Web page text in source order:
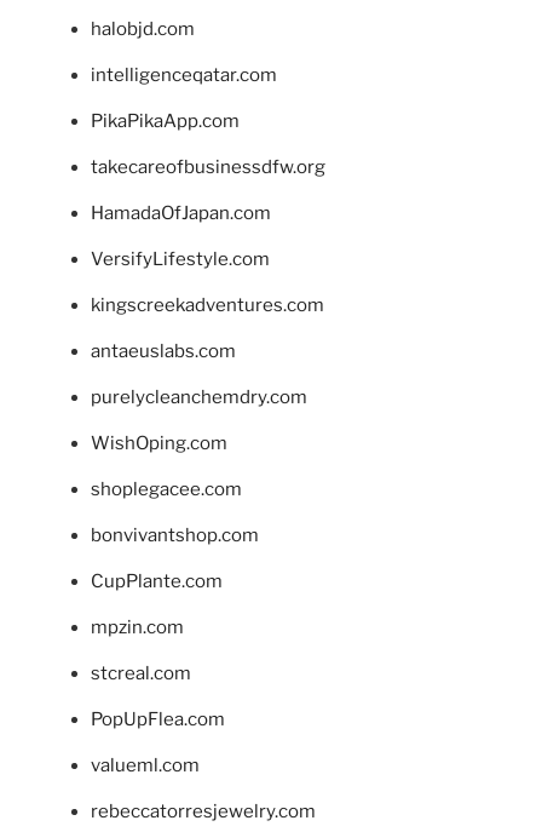
halobjd.com
intelligenceqatar.com
PikaPikaApp.com
takecareofbusinessdfw.org
HamadaOfJapan.com
VersifyLifestyle.com
kingscreekadventures.com
antaeuslabs.com
purelycleanchemdry.com
WishOping.com
shoplegacee.com
bonvivantshop.com
CupPlante.com
mpzin.com
stcreal.com
PopUpFlea.com
valueml.com
rebeccatorresjewelry.com